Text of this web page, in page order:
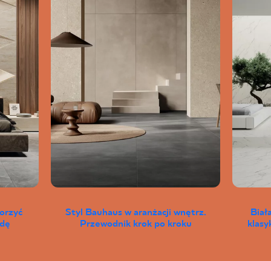
Styl Bauhaus w aranżacji wnętrz.
Przewodnik krok po kroku